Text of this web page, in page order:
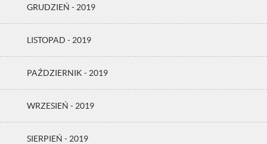
GRUDZIEŃ - 2019
LISTOPAD - 2019
PAŹDZIERNIK - 2019
WRZESIEŃ - 2019
SIERPIEŃ - 2019